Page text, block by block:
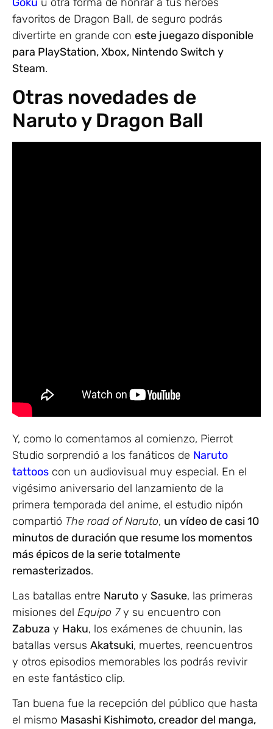
favoritos de Dragon Ball, de seguro podrás
divertirte en grande con este juegazo disponible
para PlayStation, Xbox, Nintendo Switch y
Steam.
Otras novedades de
Naruto y Dragon Ball
Y, como lo comentamos al comienzo, Pierrot
Studio sorprendió a los fanáticos de Naruto
tattoos con un audiovisual muy especial. En el
vigésimo aniversario del lanzamiento de la
primera temporada del anime, el estudio nipón
compartió The road of Naruto, un vídeo de casi 10
minutos de duración que resume los momentos
más épicos de la serie totalmente
remasterizados.
Las batallas entre Naruto y Sasuke, las primeras
misiones del Equipo 7y su encuentro con
Zabuza y Haku, los exámenes de chuunin, las
batallas versus Akatsuki, muertes, reencuentros
y otros episodios memorables los podrás revivir
en este fantástico clip.
Tan buena fue la recepción del público que hasta
el mismo Masashi Kishimoto, creador del manga,